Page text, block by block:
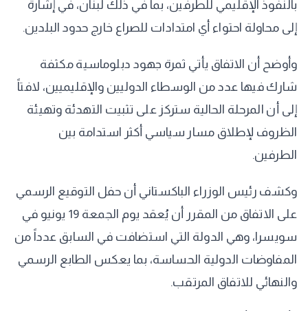
بالنفوذ الإقليمي للطرفين، بما في ذلك لبنان، في إشارة
إلى محاولة احتواء أي امتدادات للصراع خارج حدود البلدين.
وأوضح أن الاتفاق يأتي ثمرة جهود دبلوماسية مكثفة
شارك فيها عدد من الوسطاء الدوليين والإقليميين، لافتاً
إلى أن المرحلة الحالية ستركز على تثبيت التهدئة وتهيئة
الظروف لإطلاق مسار سياسي أكثر استدامة بين
الطرفين.
وكشف رئيس الوزراء الباكستاني أن حفل التوقيع الرسمي
على الاتفاق من المقرر أن يُعقد يوم الجمعة 19 يونيو في
سويسرا، وهي الدولة التي استضافت في السابق عدداً من
المفاوضات الدولية الحساسة، بما يعكس الطابع الرسمي
والنهائي للاتفاق المرتقب.